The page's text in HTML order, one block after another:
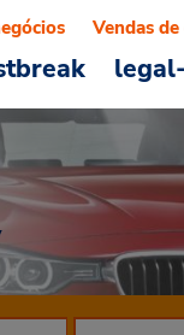
Vendas